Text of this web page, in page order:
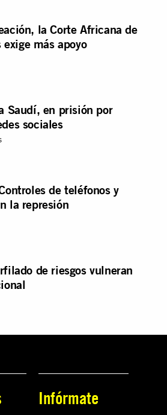
la Corte Africana de
más apoyo
Saudí, en prisión por
sociales
de teléfonos y
la represión
de riesgos vulneran
Infórmate